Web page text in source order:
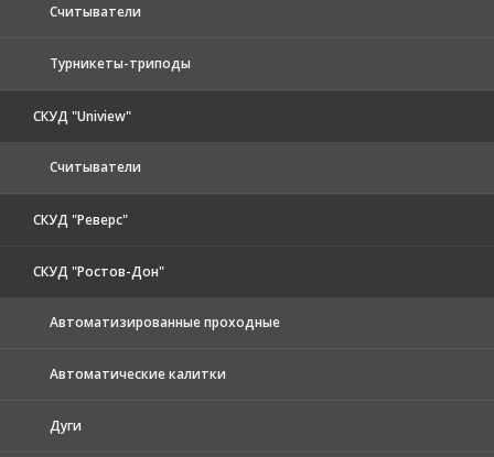
Считыватели
Турникеты-триподы
СКУД "Uniview"
Считыватели
СКУД "Реверс"
СКУД "Ростов-Дон"
Автоматизированные проходные
Автоматические калитки
Дуги